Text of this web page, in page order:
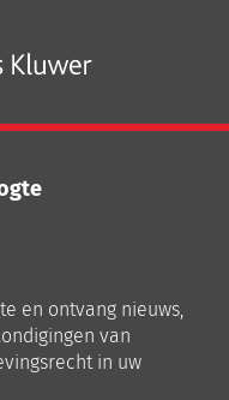
en ontvang nieuws,
van
in uw